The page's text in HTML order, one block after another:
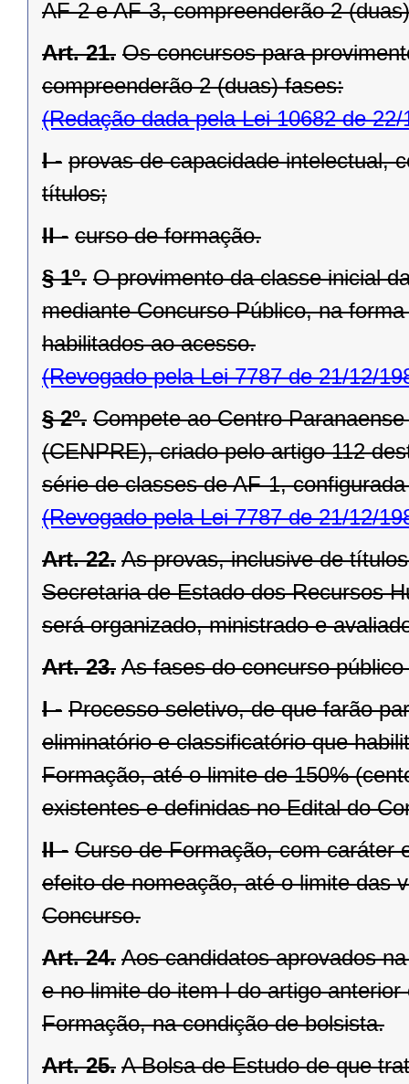
AF-2 e AF-3, compreenderão 2
Art. 21. Os concursos para
compreenderão 2 (duas) fases:
(Redação dada pela Lei 10682 de 22/
I - provas de capacidade intelectual,
títulos;
II - curso de formação.
§ 1º. O provimento da classe inicial
mediante Concurso Público, na
habilitados ao acesso.
(Revogado pela Lei 7787 de 21/12/
§ 2º. Compete ao Centro
(CENPRE), criado pelo artigo 112
série de classes de AF-1,
(Revogado pela Lei 7787 de 21/12/
Art. 22. As provas, inclusive de
Secretaria de Estado dos Recursos
será organizado, ministrado e
Art. 23. As fases do concurso
I - Processo seletivo, de que farão
eliminatório e classificatório que
Formação, até o limite de 150%
existentes e definidas no Edital do
II - Curso de Formação, com caráter
efeito de nomeação, até o limite das
Concurso.
Art. 24. Aos candidatos aprovados
e no limite do item I do artigo
Formação, na condição de bolsista.
Art. 25. A Bolsa de Estudo de que